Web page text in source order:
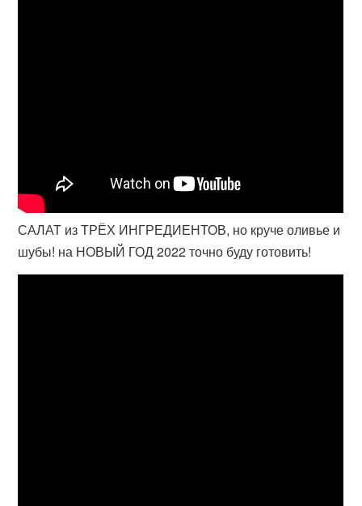
САЛАТ из ТРЁХ ИНГРЕДИЕНТОВ, но круче оливье и
шубы! на НОВЫЙ ГОД 2022 точно буду готовить!